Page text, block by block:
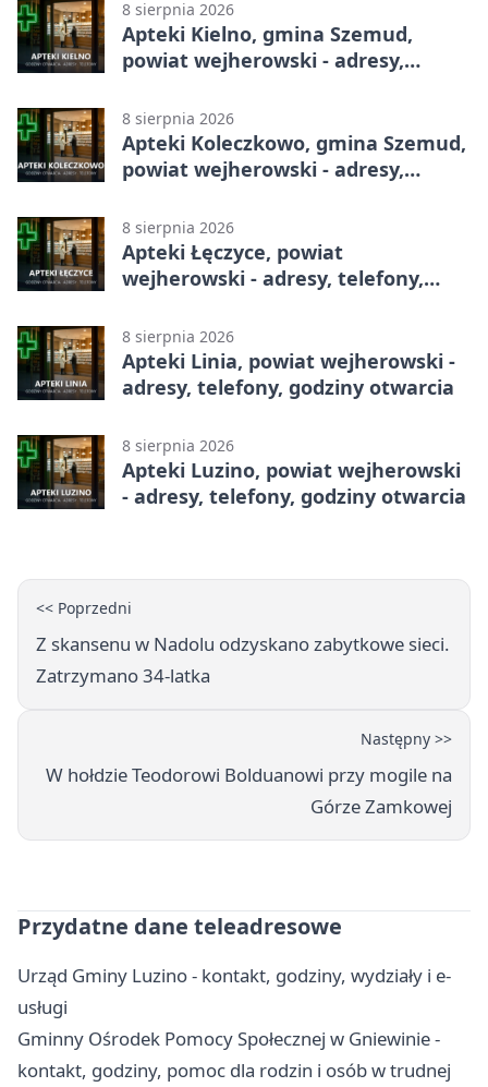
8 sierpnia 2026
Apteki Kielno, gmina Szemud,
powiat wejherowski - adresy,
8 sierpnia 2026
Apteki Koleczkowo, gmina Szemud,
powiat wejherowski - adresy,
8 sierpnia 2026
Apteki Łęczyce, powiat
wejherowski - adresy, telefony,
8 sierpnia 2026
Apteki Linia, powiat wejherowski -
adresy, telefony, godziny otwarcia
8 sierpnia 2026
Apteki Luzino, powiat wejherowski
- adresy, telefony, godziny otwarcia
<< Poprzedni
Z skansenu w Nadolu odzyskano zabytkowe sieci.
Zatrzymano 34-latka
Następny >>
W hołdzie Teodorowi Bolduanowi przy mogile na
Górze Zamkowej
Przydatne dane teleadresowe
Urząd Gminy Luzino - kontakt, godziny, wydziały i e-
usługi
Gminny Ośrodek Pomocy Społecznej w Gniewinie -
kontakt, godziny, pomoc dla rodzin i osób w trudnej